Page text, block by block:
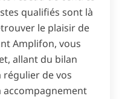
qualifiés sont là
le plaisir de
Amplifon, vous
allant du bilan
de vos
accompagnement